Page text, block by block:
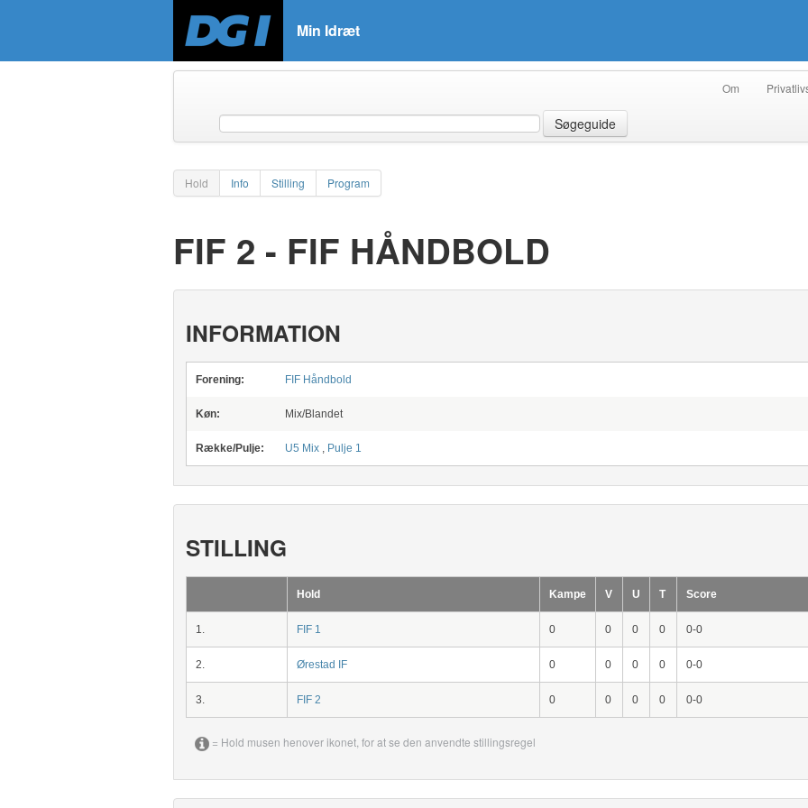
Min Idræt
Om
Søgeguide
Hold Info Stilling Program
FIF 2 - FIF HÅNDBOLD
INFORMATION
Forening: FIF Håndbold
Køn: Mix/Blandet
Række/Pulje: U5 Mix, Pulje 1
STILLING
Hold Kampe V U T Score
1. FIF 1 0 0 0 0 0-0
2. Ørestad IF 0 0 0 0 0-0
3. FIF 2 0 0 0 0 0-0
= Hold musen henover ikonet, for at se den anvendte stillingsregel